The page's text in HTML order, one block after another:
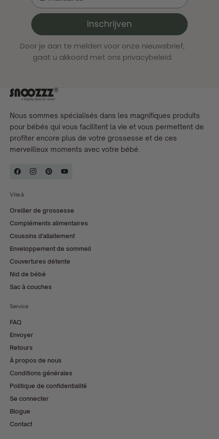
Inschrijven
Door je aan te melden voor onze nieuwsbrief,
gaat u akkoord met ons privacybeleid.
Nous sommes spécialisés dans les magnifiques produits
pour bébés qui vous facilitent la vie et vous permettent de
profiter encore plus de votre grossesse et de ces
merveilleux moments avec votre bébé.
Vite à
Oreiller de grossesse
Compléments alimentaires
Coussins d'allaitement
Enveloppement de sommeil
Couvertures détente
Nid de bébé
Sac à couches
Service
FAQ
Envoyer
Retours
À propos de nous
Conditions générales
Politique de confidentialité
Se connecter
Blogue
Contact